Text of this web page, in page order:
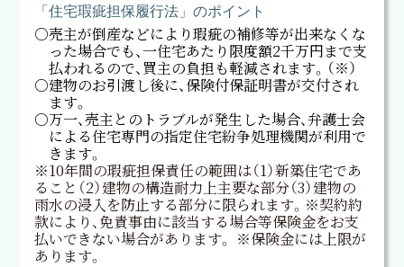
「住宅瑕疵担保履行法」のポイント
○売主が倒産などにより瑕疵の補修等が出来なくな
った場合でも、一住宅あたり限度額2千万円まで支
払われるので、買主の負担も軽減されます。（※）
○建物のお引渡し後に、保険付保証明書が交付され
ます。
○万一、売主とのトラブルが発生した場合、弁護士会
による住宅専門の指定住宅紛争処理機関が利用で
きます。
※10年間の瑕疵担保責任の範囲は（1）新築住宅であ
ること（2）建物の構造耐力上主要な部分（3）建物の
雨水の浸入を防止する部分に限られます。※契約約
款により、免責事由に該当する場合等保険金をお支
払いできない場合があります。 ※保険金には上限が
あります。